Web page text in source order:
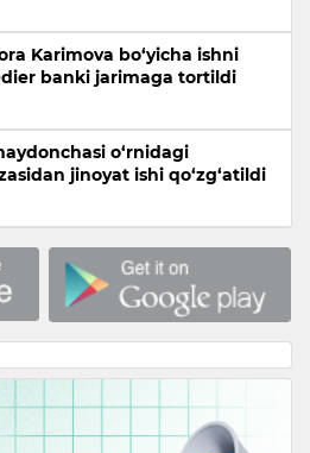
Karimova bo‘yicha ishni
banki jarimaga tortildi
o‘rnidagi
jinoyat ishi qo‘zg‘atildi